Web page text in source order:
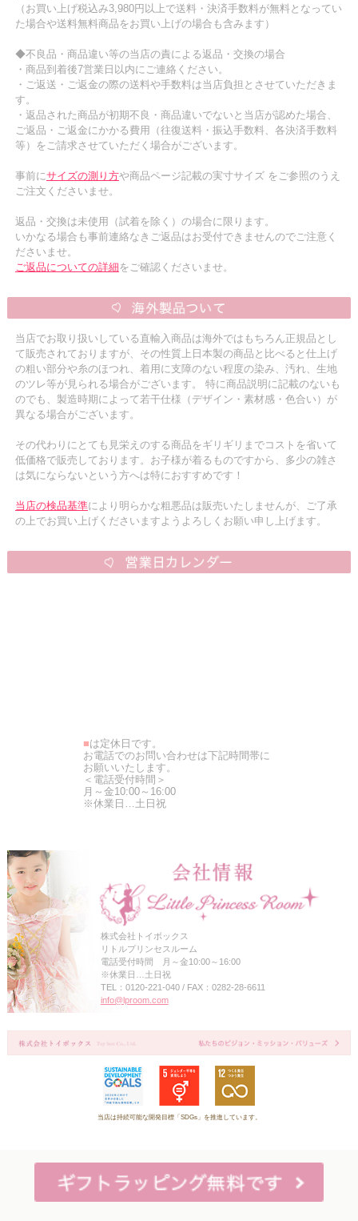
（お買い上げ税込み3,980円以上で送料・決済手数料が無料となってい
た場合や送料無料商品をお買い上げの場合も含みます）
◆不良品・商品違い等の当店の責による返品・交換の場合
・商品到着後7営業日以内にご連絡ください。
・ご返送・ご返金の際の送料や手数料は当店負担とさせていただきま
す。
・返品された商品が初期不良・商品違いでないと当店が認めた場合、
ご返品・ご返金にかかる費用（往復送料・振込手数料、各決済手数料
等）をご請求させていただく場合がございます。
事前にサイズの測り方や商品ページ記載の実寸サイズ をご参照のうえ
ご注文くださいませ。
返品・交換は未使用（試着を除く）の場合に限ります。
いかなる場合も事前連絡なきご返品はお受付できませんのでご注意く
ださいませ。
ご返品についての詳細をご確認くださいませ。
当店でお取り扱いしている直輸入商品は海外ではもちろん正規品とし
て販売されておりますが、その性質上日本製の商品と比べると仕上げ
の粗い部分や糸のほつれ、着用に支障のない程度の染み、汚れ、生地
のツレ等が見られる場合がございます。 特に商品説明に記載のないも
のでも、製造時期によって若干仕様（デザイン・素材感・色合い）が
異なる場合がございます。
その代わりにとても見栄えのする商品をギリギリまでコストを省いて
低価格で販売しております。お子様が着るものですから、多少の雑さ
は気にならないという方へは特におすすめです！
当店の検品基準により明らかな粗悪品は販売いたしませんが、ご了承
の上でお買い上げくださいますようよろしくお願い申し上げます。
■は定休日です。
お電話でのお問い合わせは下記時間帯に
お願いいたします。
＜電話受付時間＞
月～金10:00～16:00
※休業日…土日祝
株式会社トイボックス
リトルプリンセスルーム
電話受付時間 月～金10:00～16:00
※休業日…土日祝
TEL：0120-221-040 / FAX：0282-28-6611
info@lproom.com
当店は持続可能な開発目標「SDGs」を推進しています。